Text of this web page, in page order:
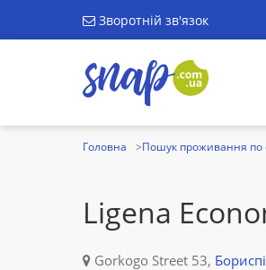
Зворотній зв'язок
Головна Пошук проживання по
Ligena
Gorkogo Street 53,